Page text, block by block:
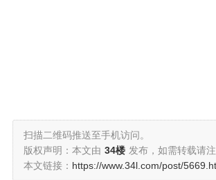
扫描二维码推送至手机访问。
版权声明：本文由 34楼 发布，如需转载请注
本文链接： https://www.34l.com/post/